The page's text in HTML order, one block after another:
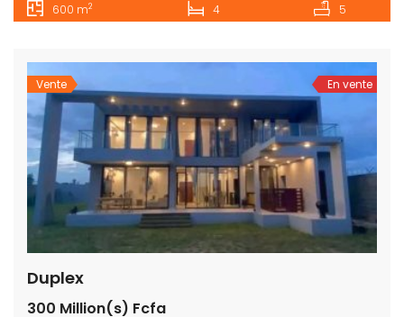
600 m2 4 5
Vente En vente
Duplex
300 Million(s) Fcfa